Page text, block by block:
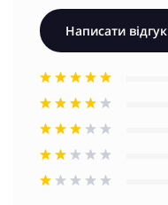
Написати відгук